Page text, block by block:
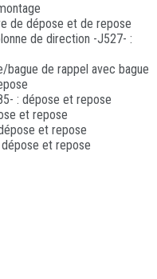
de dépose et de repose
de direction -J527- :
bague de rappel avec bague
: dépose et repose
et repose
et repose
et repose